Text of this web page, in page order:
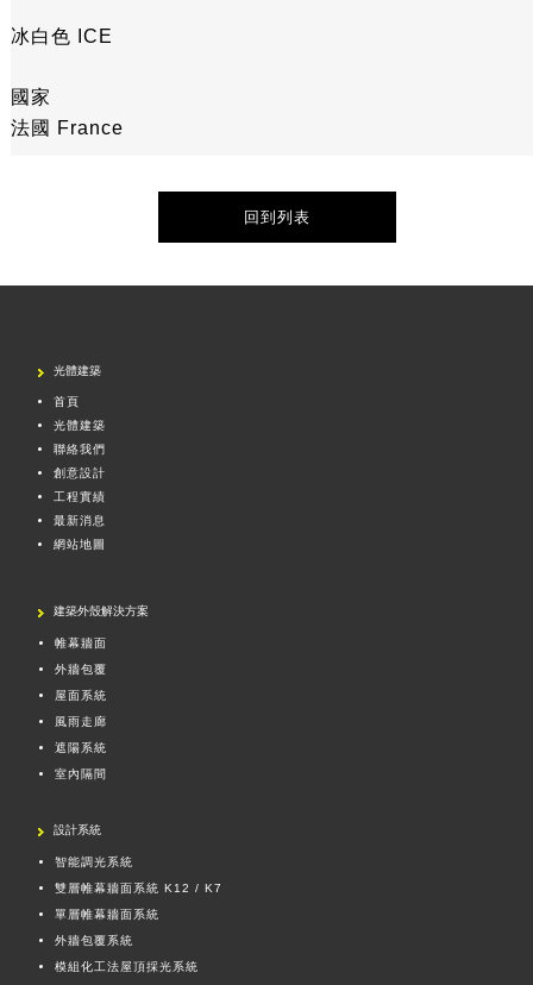
冰白色 ICE
國家
法國 France
回到列表
光體建築
首頁
光體建築
聯絡我們
創意設計
工程實績
最新消息
網站地圖
建築外殼解決方案
帷幕牆面
外牆包覆
屋面系統
風雨走廊
遮陽系統
室內隔間
設計系統
智能調光系統
雙層帷幕牆面系統 K12 / K7
單層帷幕牆面系統
外牆包覆系統
模組化工法屋頂採光系統